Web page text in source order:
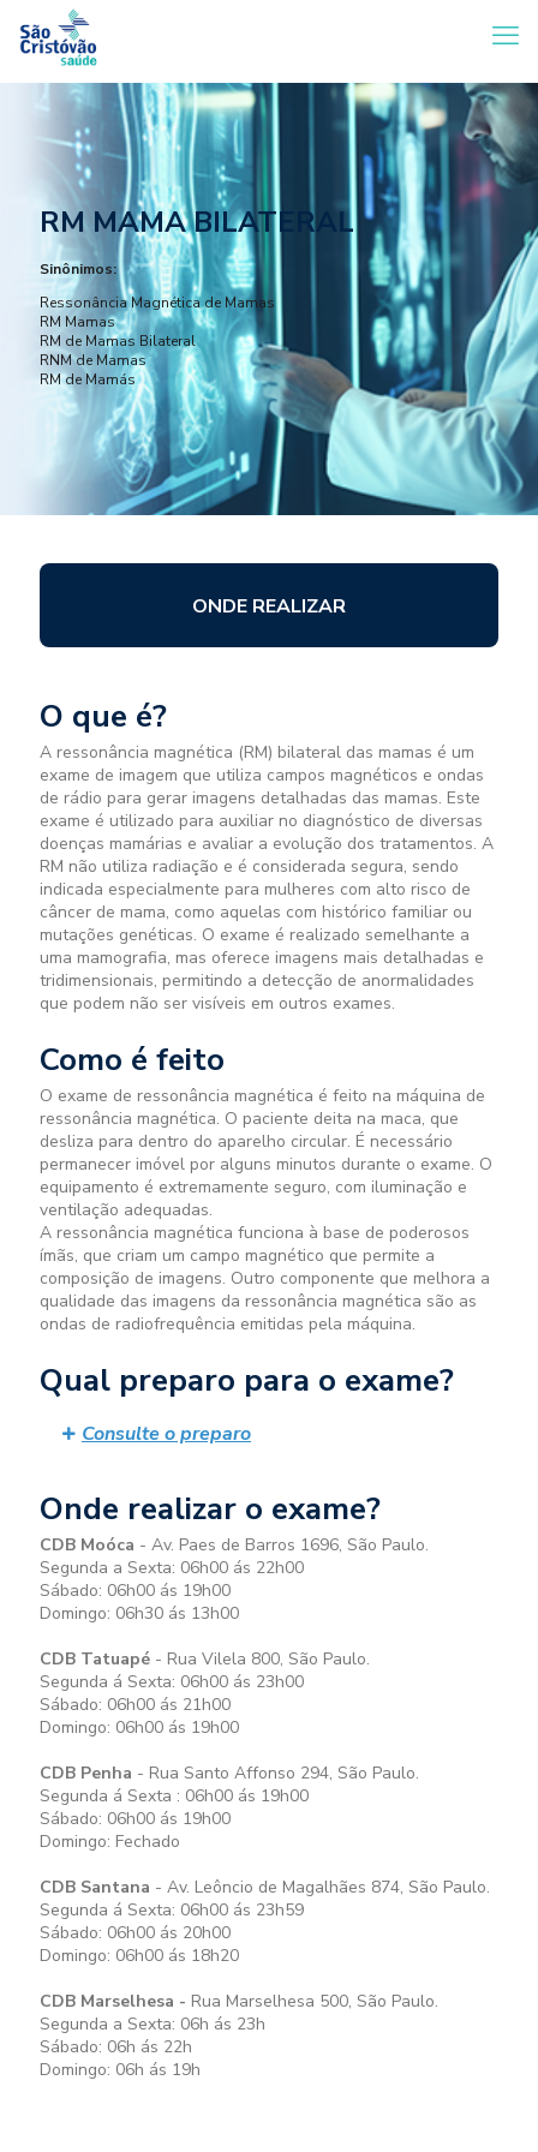
RM MAMA BILATERAL
Sinônimos:
Ressonância Magnética de Mamas
RM Mamas
RM de Mamas Bilateral
RNM de Mamas
RM de Mamás
ONDE REALIZAR
O que é?
A ressonância magnética (RM) bilateral das mamas é um
exame de imagem que utiliza campos magnéticos e ondas
de rádio para gerar imagens detalhadas das mamas. Este
exame é utilizado para auxiliar no diagnóstico de diversas
doenças mamárias e avaliar a evolução dos tratamentos. A
RM não utiliza radiação e é considerada segura, sendo
indicada especialmente para mulheres com alto risco de
câncer de mama, como aquelas com histórico familiar ou
mutações genéticas. O exame é realizado semelhante a
uma mamografia, mas oferece imagens mais detalhadas e
tridimensionais, permitindo a detecção de anormalidades
que podem não ser visíveis em outros exames.
Como é feito
O exame de ressonância magnética é feito na máquina de
ressonância magnética. O paciente deita na maca, que
desliza para dentro do aparelho circular. É necessário
permanecer imóvel por alguns minutos durante o exame. O
equipamento é extremamente seguro, com iluminação e
ventilação adequadas.
A ressonância magnética funciona à base de poderosos
ímãs, que criam um campo magnético que permite a
composição de imagens. Outro componente que melhora a
qualidade das imagens da ressonância magnética são as
ondas de radiofrequência emitidas pela máquina.
Qual preparo para o exame?
Consulte o preparo
Onde realizar o exame?
CDB Moóca - Av. Paes de Barros 1696, São Paulo.
Segunda a Sexta: 06h00 ás 22h00
Sábado: 06h00 ás 19h00
Domingo: 06h30 ás 13h00
CDB Tatuapé - Rua Vilela 800, São Paulo.
Segunda á Sexta: 06h00 ás 23h00
Sábado: 06h00 ás 21h00
Domingo: 06h00 ás 19h00
CDB Penha - Rua Santo Affonso 294, São Paulo.
Segunda á Sexta : 06h00 ás 19h00
Sábado: 06h00 ás 19h00
Domingo: Fechado
CDB Santana - Av. Leôncio de Magalhães 874, São Paulo.
Segunda á Sexta: 06h00 ás 23h59
Sábado: 06h00 ás 20h00
Domingo: 06h00 ás 18h20
CDB Marselhesa - Rua Marselhesa 500, São Paulo.
Segunda a Sexta: 06h ás 23h
Sábado: 06h ás 22h
Domingo: 06h ás 19h